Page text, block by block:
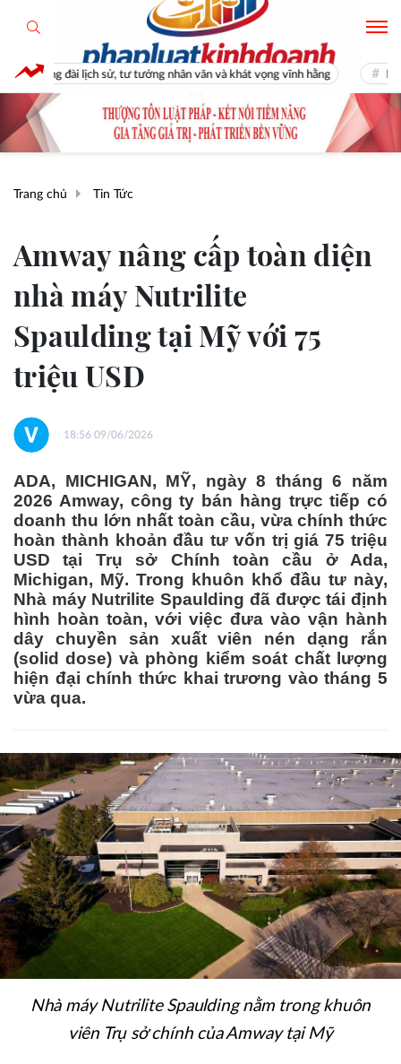
tư tưởng nhân văn và khát vọng vĩnh hằng Ra mắt cuốn sách “Fidel
Trang chủ Tin Tức
Amway nâng cấp toàn diện
nhà máy Nutrilite
Spaulding tại Mỹ với 75
triệu USD
18:56 09/06/2026
ADA, MICHIGAN, MỸ, ngày 8 tháng 6 năm
2026 Amway, công ty bán hàng trực tiếp có
doanh thu lớn nhất toàn cầu, vừa chính thức
hoàn thành khoản đầu tư vốn trị giá 75 triệu
USD tại Trụ sở Chính toàn cầu ở Ada,
Michigan, Mỹ. Trong khuôn khổ đầu tư này,
Nhà máy Nutrilite Spaulding đã được tái định
hình hoàn toàn, với việc đưa vào vận hành
dây chuyền sản xuất viên nén dạng rắn
(solid dose) và phòng kiểm soát chất lượng
hiện đại chính thức khai trương vào tháng 5
vừa qua.
Nhà máy Nutrilite Spaulding nằm trong khuôn
viên Trụ sở chính của Amway tại Mỹ